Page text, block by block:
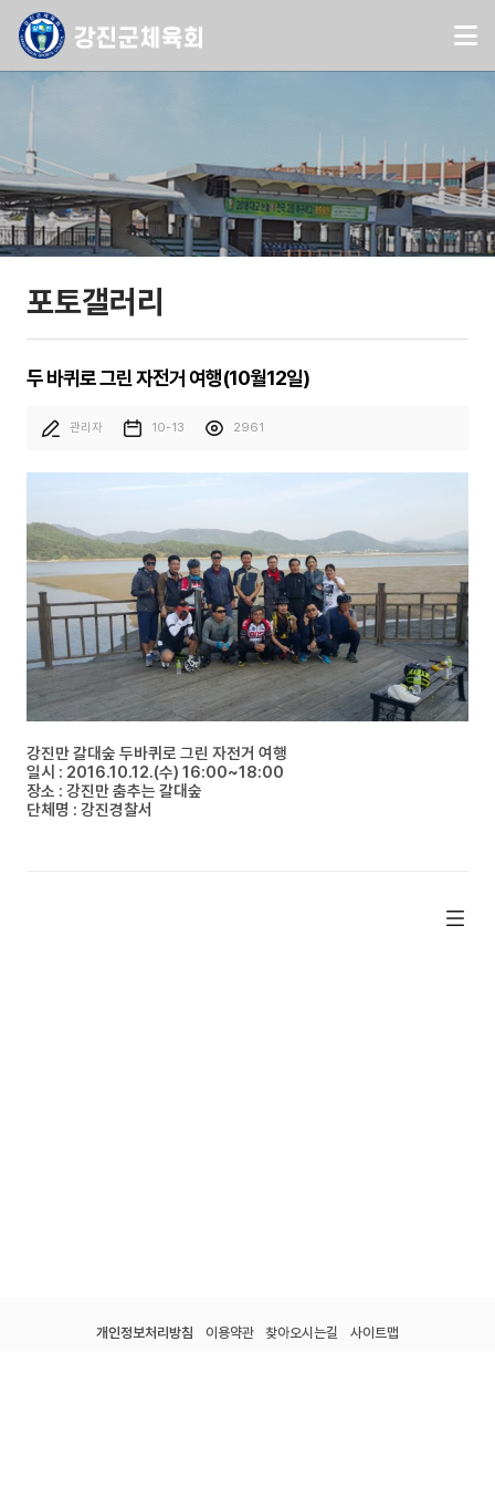
포토갤러리
두 바퀴로 그린 자전거 여행(10월12일)
관리자 10-13 2961
강진만 갈대숲 두바퀴로 그린 자전거 여행
일시 : 2016.10.12.(수) 16:00~18:00
장소 : 강진만 춤추는 갈대숲
단체명 : 강진경찰서
개인정보처리방침 이용약관 찾아오시는길 사이트맵